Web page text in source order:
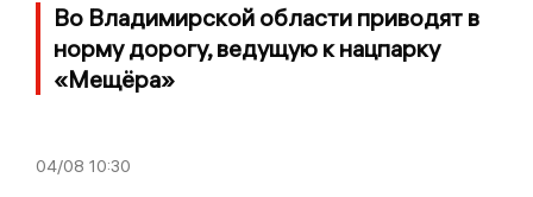
Во Владимирской области приводят в
норму дорогу, ведущую к нацпарку
«Мещёра»
04/08 10:30